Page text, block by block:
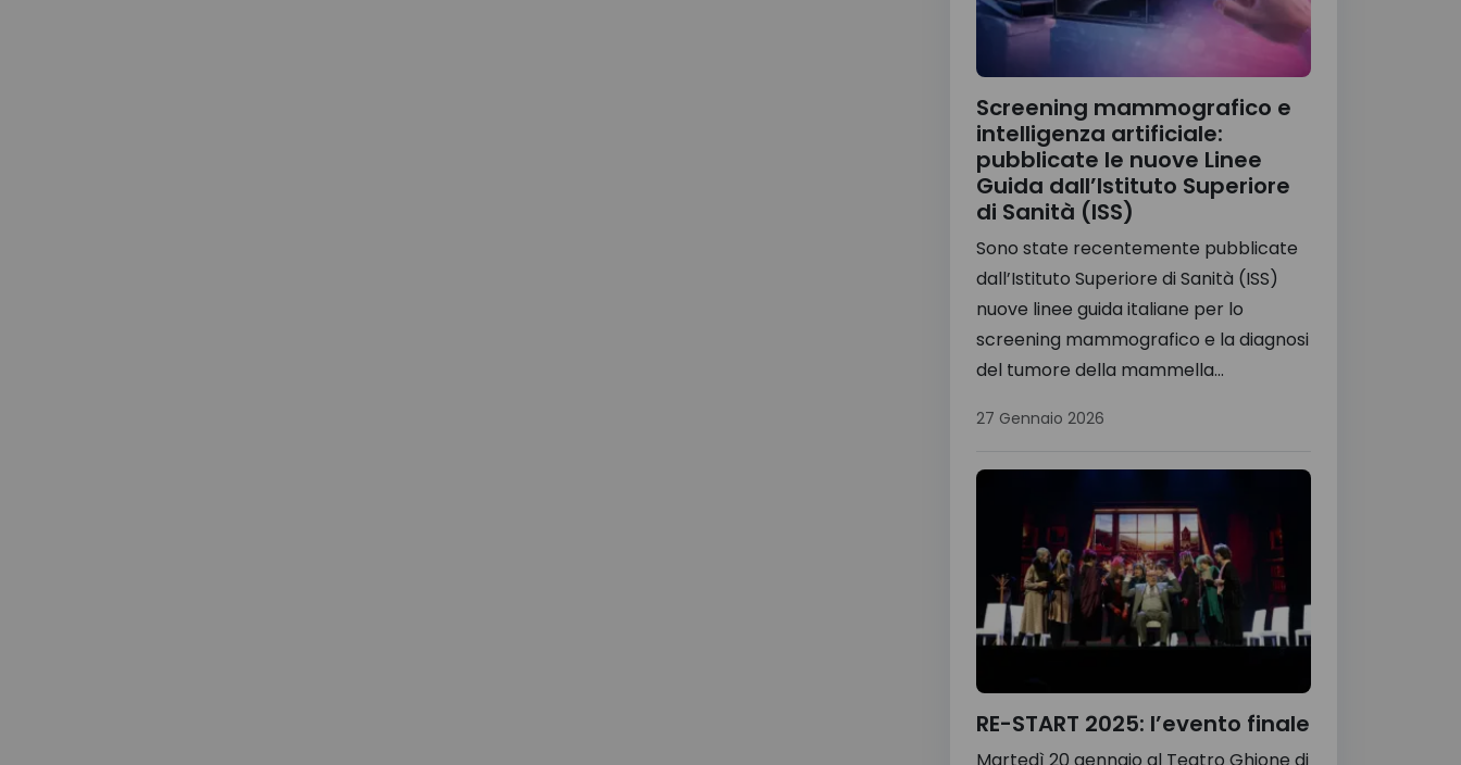
Screening mammografico e
intelligenza artificiale:
pubblicate le nuove Linee
Guida dall’Istituto Superiore
di Sanità (ISS)
Sono state recentemente pubblicate
dall’Istituto Superiore di Sanità (ISS)
nuove linee guida italiane per lo
screening mammografico e la diagnosi
del tumore della mammella...
27 Gennaio 2026
RE-START 2025: l’evento finale
Martedì 20 gennaio al Teatro Ghione di